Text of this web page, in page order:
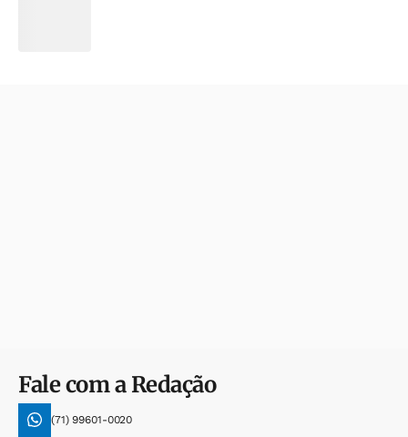
Fale com a Redação
(71) 99601-0020